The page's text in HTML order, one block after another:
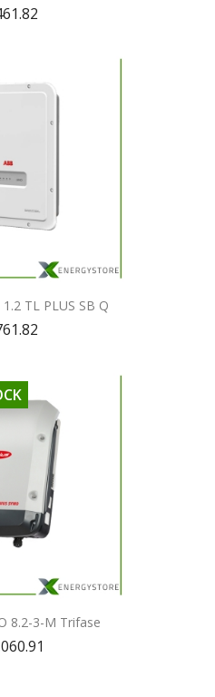
view
TL PLUS SB Q
view
8.2-3-M Trifase